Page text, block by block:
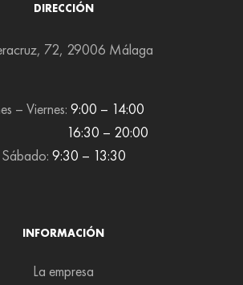
DIRECCIÓN
72, 29006 Málaga
– Viernes: 9:00 – 14:00
16:30 – 20:00
Sábado: 9:30 – 13:30
INFORMACIÓN
La empresa